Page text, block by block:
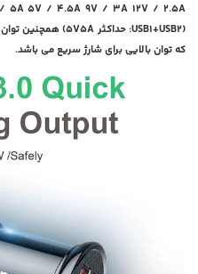
که توان بالایی برای شارژ سریع می باشد.